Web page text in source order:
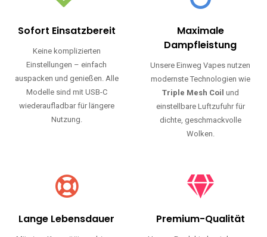
Sofort Einsatzbereit
Keine komplizierten
Einstellungen – einfach
auspacken und genießen. Alle
Modelle sind mit USB-C
wiederaufladbar für längere
Nutzung.
Maximale
Dampfleistung
Unsere Einweg Vapes nutzen
modernste Technologien wie
Triple Mesh Coil und
einstellbare Luftzufuhr für
dichte, geschmackvolle
Wolken.
Lange Lebensdauer Premium-Qualität